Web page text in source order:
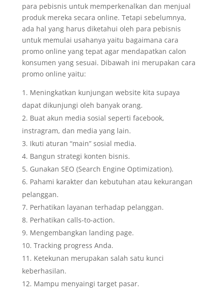
para pebisnis untuk memperkenalkan dan menjual
produk mereka secara online. Tetapi sebelumnya,
ada hal yang harus diketahui oleh para pebisnis
untuk memulai usahanya yaitu bagaimana cara
promo online yang tepat agar mendapatkan calon
konsumen yang sesuai. Dibawah ini merupakan cara
promo online yaitu:
Meningkatkan kunjungan website kita supaya
dapat dikunjungi oleh banyak orang.
Buat akun media sosial seperti facebook,
instragram, dan media yang lain.
Ikuti aturan “main” sosial media.
Bangun strategi konten bisnis.
Gunakan SEO (Search Engine Optimization).
Pahami karakter dan kebutuhan atau kekurangan
pelanggan.
Perhatikan layanan terhadap pelanggan.
Perhatikan calls-to-action.
Mengembangkan landing page.
Tracking progress Anda.
Ketekunan merupakan salah satu kunci
keberhasilan.
Mampu menyaingi target pasar.